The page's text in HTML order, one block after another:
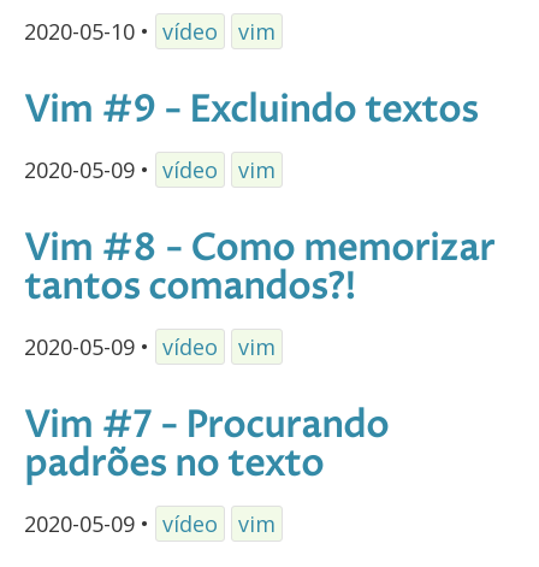
2020-05-10 • vídeo vim
Vim #9 - Excluindo textos
2020-05-09 • vídeo vim
Vim #8 - Como memorizar
tantos comandos?!
2020-05-09 • vídeo vim
Vim #7 - Procurando
padrões no texto
2020-05-09 • vídeo vim